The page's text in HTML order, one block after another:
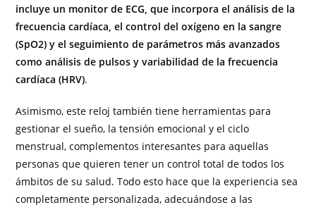
incluye un monitor de ECG, que incorpora el análisis de la
frecuencia cardíaca, el control del oxígeno en la sangre
(SpO2) y el seguimiento de parámetros más avanzados
como análisis de pulsos y variabilidad de la frecuencia
cardíaca (HRV).
Asimismo, este reloj también tiene herramientas para
gestionar el sueño, la tensión emocional y el ciclo
menstrual, complementos interesantes para aquellas
personas que quieren tener un control total de todos los
ámbitos de su salud. Todo esto hace que la experiencia sea
completamente personalizada, adecuándose a las